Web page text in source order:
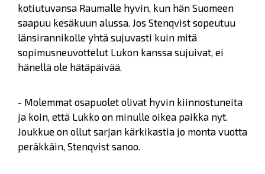
kotiutuvansa Raumalle hyvin, kun hän Suomeen
saapuu kesäkuun alussa. Jos Stenqvist sopeutuu
länsirannikolle yhtä sujuvasti kuin mitä
sopimusneuvottelut Lukon kanssa sujuivat, ei
hänellä ole hätäpäivää.
- Molemmat osapuolet olivat hyvin kiinnostuneita
ja koin, että Lukko on minulle oikea paikka nyt.
Joukkue on ollut sarjan kärkikastia jo monta vuotta
peräkkäin, Stenqvist sanoo.